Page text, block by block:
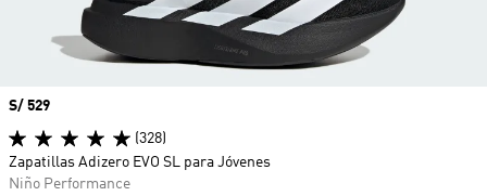
Precio
S/ 529
(328)
Zapatillas Adizero EVO SL para Jóvenes
Niño Performance